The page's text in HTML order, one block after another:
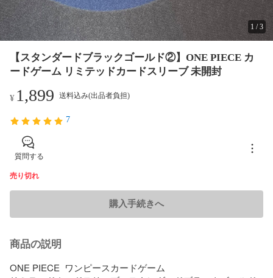
1 /3
【スタンダードブラックゴールド②】ONE PIECE カ
ードゲーム リミテッドカードスリーブ 未開封
¥ 1,899 送料込み(出品者負担)
7
質問する
売り切れ
購入手続きへ
商品の説明
ONE PIECE  ワンピースカードゲーム